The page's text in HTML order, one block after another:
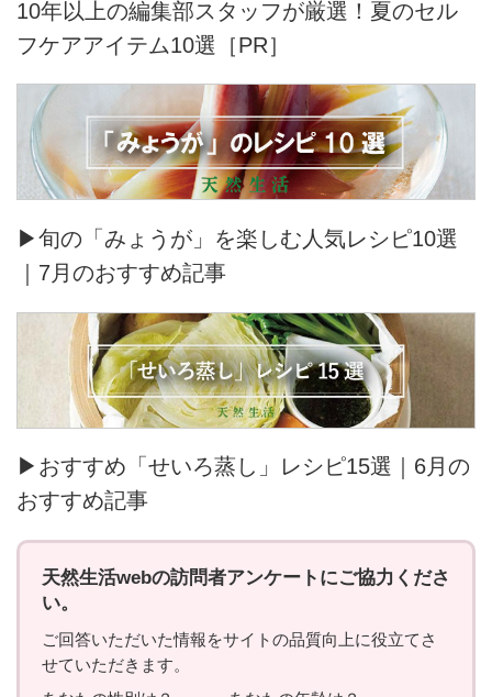
10年以上の編集部スタッフが厳選！夏のセル
フケアアイテム10選［PR］
▶旬の「みょうが」を楽しむ人気レシピ10選
｜7月のおすすめ記事
▶おすすめ「せいろ蒸し」レシピ15選｜6月の
おすすめ記事